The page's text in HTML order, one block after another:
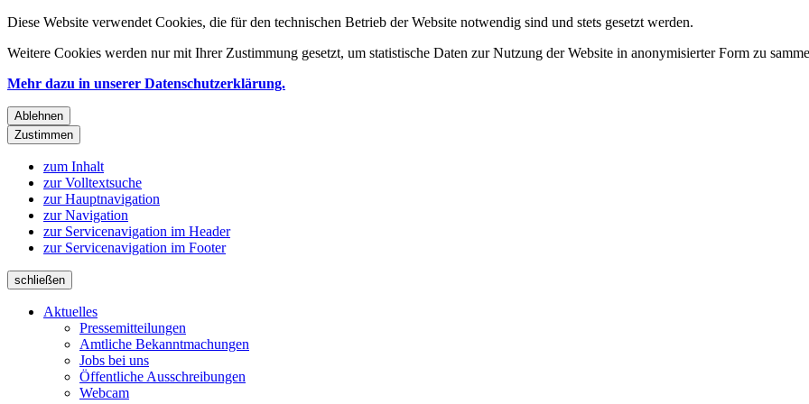
Diese Website verwendet Cookies, die für den technischen Betrieb der Website notwendig sind und stets gesetzt werden.
Weitere Cookies werden nur mit Ihrer Zustimmung gesetzt, um statistische Daten zur Nutzung der Website in anonymisierter Form zu
Mehr dazu in unserer Datenschutzerklärung.
Ablehnen
Zustimmen
zum Inhalt
zur Volltextsuche
zur Hauptnavigation
zur Navigation
zur Servicenavigation im Header
zur Servicenavigation im Footer
schließen
Aktuelles
Pressemitteilungen
Amtliche Bekanntmachungen
Jobs bei uns
Öffentliche Ausschreibungen
Webcam